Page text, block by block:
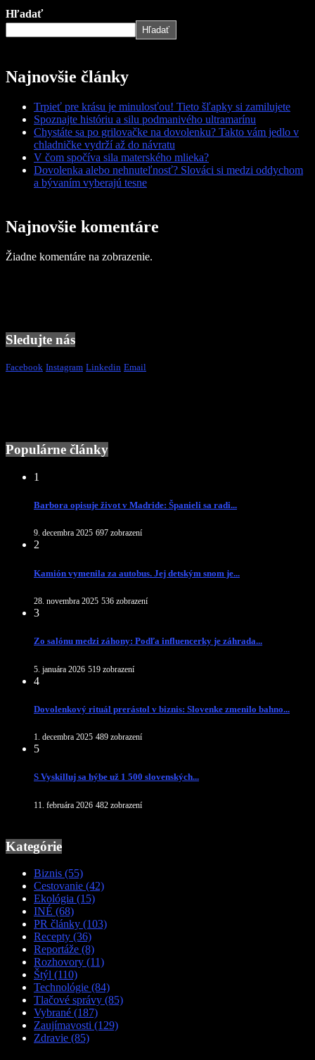
Hľadať
Hľadať
Najnovšie články
Trpieť pre krásu je minulosťou! Tieto šľapky si zamilujete
Spoznajte históriu a silu podmanivého ultramarínu
Chystáte sa po grilovačke na dovolenku? Takto vám jedlo v
chladničke vydrží až do návratu
V čom spočíva sila materského mlieka?
Dovolenka alebo nehnuteľnosť? Slováci si medzi oddychom
a bývaním vyberajú tesne
Najnovšie komentáre
Žiadne komentáre na zobrazenie.
Sledujte nás
Facebook Instagram Linkedin Email
Populárne články
1
Barbora opisuje život v Madride: Španieli sa radi...
9. decembra 2025 697 zobrazení
2
Kamión vymenila za autobus. Jej detským snom je...
28. novembra 2025 536 zobrazení
3
Zo salónu medzi záhony: Podľa influencerky je záhrada...
5. januára 2026 519 zobrazení
4
Dovolenkový rituál prerástol v biznis: Slovenke zmenilo bahno...
1. decembra 2025 489 zobrazení
5
S Vyskilluj sa hýbe už 1 500 slovenských...
11. februára 2026 482 zobrazení
Kategórie
Biznis (55)
Cestovanie (42)
Ekológia (15)
INÉ (68)
PR články (103)
Recepty (36)
Reportáže (8)
Rozhovory (11)
Štýl (110)
Technológie (84)
Tlačové správy (85)
Vybrané (187)
Zaujímavosti (129)
Zdravie (85)